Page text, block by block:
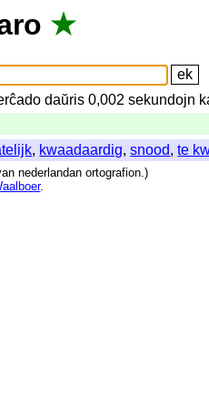
★
daŭris 0,002sekundojn
, kwaadaardig,snood,te
nederlandan ortografion.)
.